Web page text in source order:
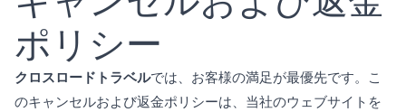
ポリシー
クロスロードトラベルでは、お客様の満足が最優先です。こ
のキャンセルおよび返金ポリシーは、当社のウェブサイトを